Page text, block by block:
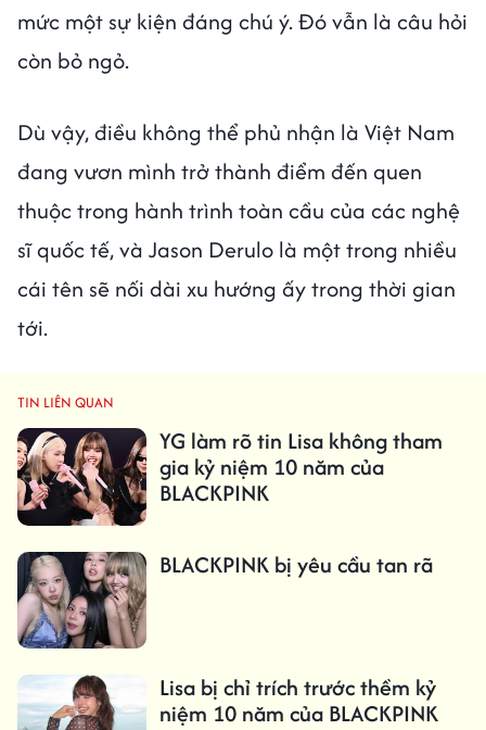
mức một sự kiện đáng chú ý. Đó vẫn là câu hỏi
còn bỏ ngỏ.
Dù vậy, điều không thể phủ nhận là Việt Nam
đang vươn mình trở thành điểm đến quen
thuộc trong hành trình toàn cầu của các nghệ
sĩ quốc tế, và Jason Derulo là một trong nhiều
cái tên sẽ nối dài xu hướng ấy trong thời gian
tới.
TIN LIÊN QUAN
YG làm rõ tin Lisa không tham
gia kỷ niệm 10 năm của
BLACKPINK
BLACKPINK bị yêu cầu tan rã
Lisa bị chỉ trích trước thềm kỷ
niệm 10 năm của BLACKPINK